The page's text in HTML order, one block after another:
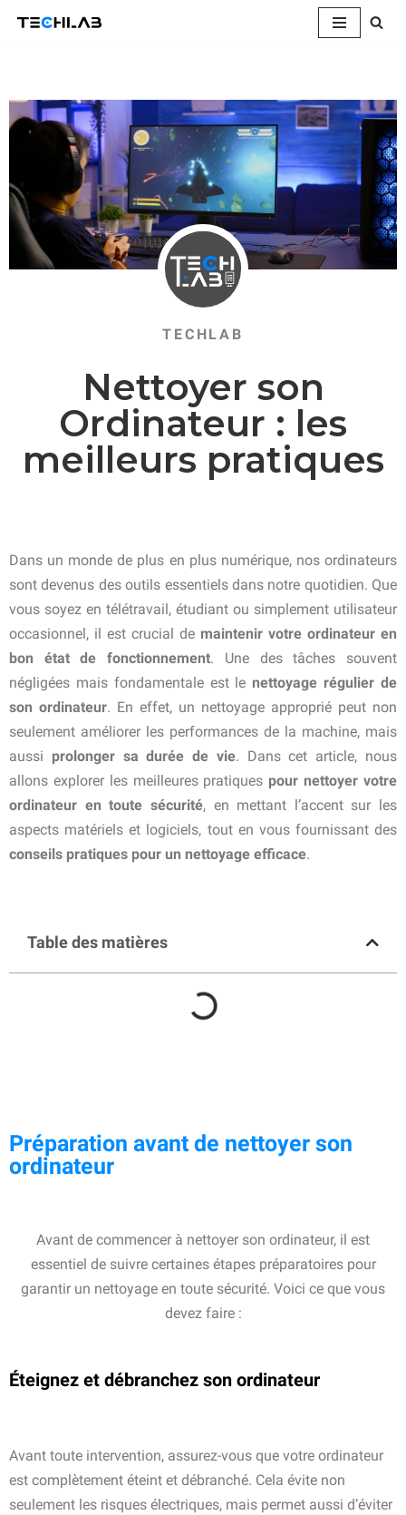
contenu
TECHLAB
Nettoyer son
Ordinateur : les
meilleurs pratiques
Dans un monde de plus en plus numérique, nos ordinateurs
sont devenus des outils essentiels dans notre quotidien. Que
vous soyez en télétravail, étudiant ou simplement utilisateur
occasionnel, il est crucial de maintenir votre ordinateur en
bon état de fonctionnement. Une des tâches souvent
négligées mais fondamentale est le nettoyage régulier de
son ordinateur. En effet, un nettoyage approprié peut non
seulement améliorer les performances de la machine, mais
aussi prolonger sa durée de vie. Dans cet article, nous
allons explorer les meilleures pratiques pour nettoyer votre
ordinateur en toute sécurité, en mettant l’accent sur les
aspects matériels et logiciels, tout en vous fournissant des
conseils pratiques pour un nettoyage efficace.
Table des matières
Préparation avant de nettoyer son
ordinateur
Avant de commencer à nettoyer son ordinateur, il est
essentiel de suivre certaines étapes préparatoires pour
garantir un nettoyage en toute sécurité. Voici ce que vous
devez faire :
Éteignez et débranchez son ordinateur
Avant toute intervention, assurez-vous que votre ordinateur
est complètement éteint et débranché. Cela évite non
seulement les risques électriques, mais permet aussi d’éviter